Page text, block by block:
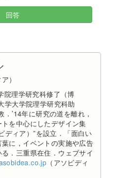
回答
）
院理学研究科修了（博
学大学院理学研究科助
．’14年に研究の道を離れ，
を中心にしたデザイン集
ディア）”を設立．「面白い
に，イベントの実施や広告
．三重県在住．ウェブサイ
（アソビディ